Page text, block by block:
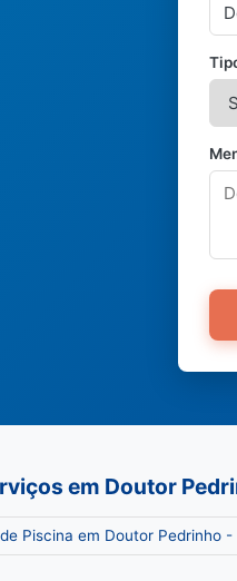
em Doutor
Piscina em Doutor Pedrinho